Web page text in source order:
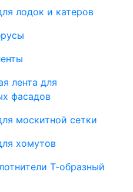
лодок и катеров
лента для
фасадов
москитной сетки
хомутов
Т-образный